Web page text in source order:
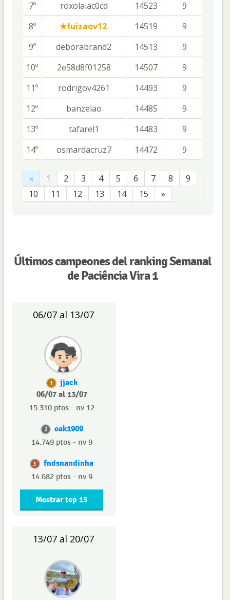
7º roxolaiac0cd 14523
9
8º
luizaov12 14519
9
9º
deborabrand2 14513
9
10º
2e58d8f01258 14507
9
11º
rodrigov4261 14493
9
12º
banzelao 14485
9
13º
tafarel1 14483
9
14º
osmardacruz7 14472 9
« 1 2 3 4 5 6 7 8
9
10
11 12 13 14 15 »
Últimos campeones del ranking Semanal
de Paciência Vira 1
06/07 al 13/07
1
jjack
06/07 al 13/07
15.310 ptos - nv 12
2 oak1909
14.749 ptos - nv 9
3 fndsnandinha
14.682 ptos - nv 9
Mostrar top 15
13/07 al 20/07